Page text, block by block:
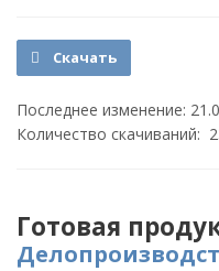
Скачать
Последнее изменение:
Количество скачиваний:
Готовая